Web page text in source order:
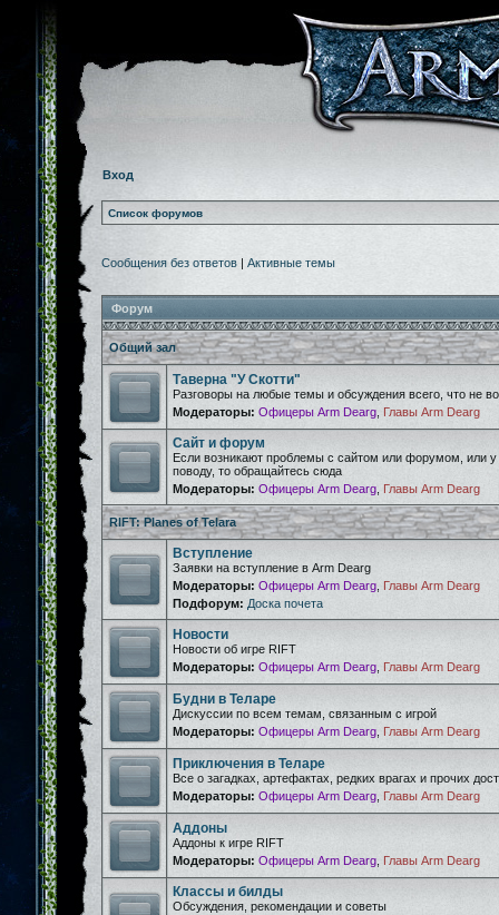
Вход
Список форумов
Сообщения без ответов | Активные темы
Форум
Общий зал
Таверна "У Скотти"
Разговоры на любые темы и обсуждения всего, что не
Модераторы: Офицеры Arm Dearg Главы Arm Dearg
Сайт и форум
Если возникают проблемы с сайтом или форумом, или у
поводу, то обращайтесь сюда
Модераторы: Офицеры Arm Dearg Главы Arm Dearg
RIFT: Planes of Telara
Вступление
Заявки на вступление в Arm Dearg
Модераторы: Офицеры Arm Dearg Главы Arm Dearg
Подфорум: Доска почета
Новости
Новости об игре RIFT
Модераторы: Офицеры Arm Dearg Главы Arm Dearg
Будни в Теларе
Дискуссии по всем темам, связанным с игрой
Модераторы: Офицеры Arm Dearg Главы Arm Dearg
Приключения в Теларе
Все о загадках, артефактах, редких врагах и прочих
Модераторы: Офицеры Arm Dearg Главы Arm Dearg
Аддоны
Аддоны к игре RIFT
Модераторы: Офицеры Arm Dearg Главы Arm Dearg
Классы и билды
Обсуждения, рекомендации и советы